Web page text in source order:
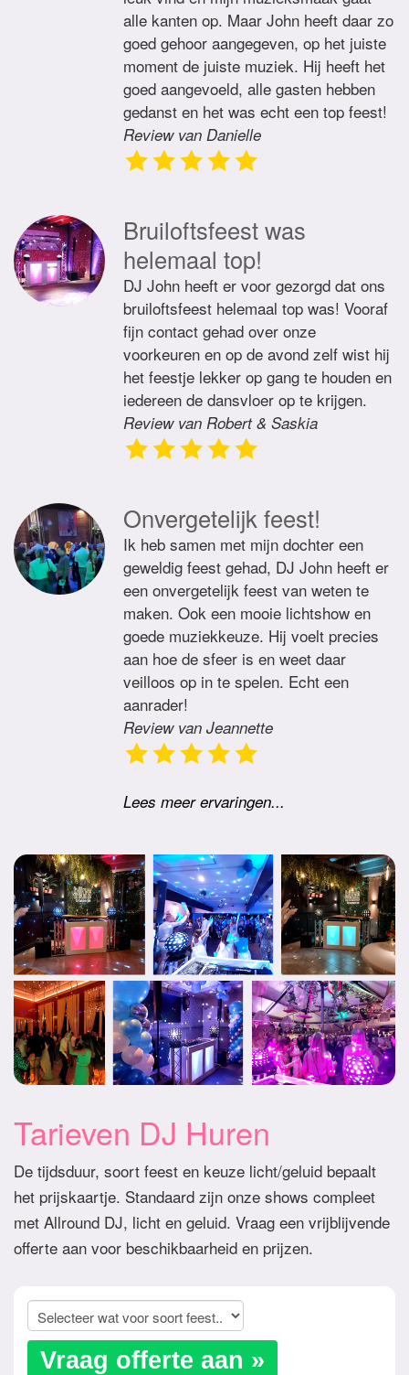
alle kanten op. Maar John heeft daar zo
goed gehoor aangegeven, op het juiste
moment de juiste muziek. Hij heeft het
goed aangevoeld, alle gasten hebben
gedanst en het was echt een top feest!
Review van Danielle
Bruiloftsfeest was
helemaal top!
DJ John heeft er voor gezorgd dat ons
bruiloftsfeest helemaal top was! Vooraf
fijn contact gehad over onze
voorkeuren en op de avond zelf wist hij
het feestje lekker op gang te houden en
iedereen de dansvloer op te krijgen.
Review van Robert & Saskia
Onvergetelijk feest!
Ik heb samen met mijn dochter een
geweldig feest gehad, DJ John heeft er
een onvergetelijk feest van weten te
maken. Ook een mooie lichtshow en
goede muziekkeuze. Hij voelt precies
aan hoe de sfeer is en weet daar
veilloos op in te spelen. Echt een
aanrader!
Review van Jeannette
Lees meer ervaringen...
Tarieven DJ Huren
De tijdsduur, soort feest en keuze licht/geluid bepaalt
het prijskaartje. Standaard zijn onze shows compleet
met Allround DJ, licht en geluid. Vraag een vrijblijvende
offerte aan voor beschikbaarheid en prijzen.
Vraag offerte aan »